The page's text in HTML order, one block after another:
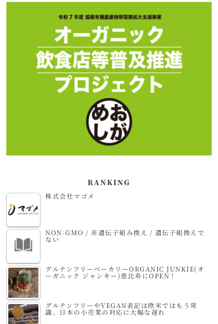
RANKING
株式会社マゴメ
NON-GMO / 非遺伝子組み換え / 遺伝子組換えで
ない
グルテンフリーベーカリーORGANIC JUNKIE(オ
ーガニック ジャンキー)恵比寿にOPEN！
グルテンフリーやVEGAN表記は欧米ではもう常
識。日本の小売業の対応に大幅な遅れ